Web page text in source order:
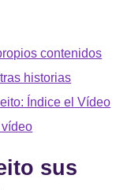
contenidos
historias
Índice el Vídeo
sus